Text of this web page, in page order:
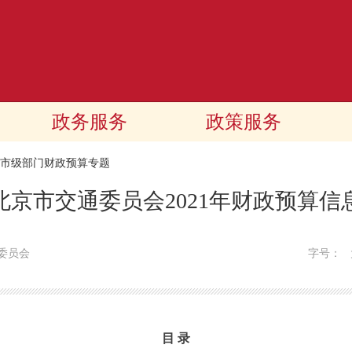
政务服务 政策服务
级部门财政预算专题
京市交通委员会2021年财政预算信
员会 字号：
目 录